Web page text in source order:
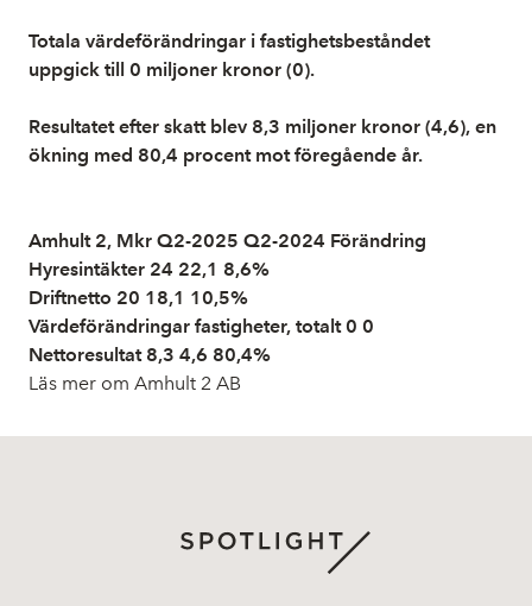
Totala värdeförändringar i fastighetsbeståndet
uppgick till 0 miljoner kronor (0).
Resultatet efter skatt blev 8,3 miljoner kronor (4,6), en
ökning med 80,4 procent mot föregående år.
Amhult 2, Mkr Q2-2025 Q2-2024 Förändring
Hyresintäkter 24 22,1 8,6%
Driftnetto 20 18,1 10,5%
Värdeförändringar fastigheter, totalt 0 0
Nettoresultat 8,3 4,6 80,4%
Läs mer om Amhult 2 AB